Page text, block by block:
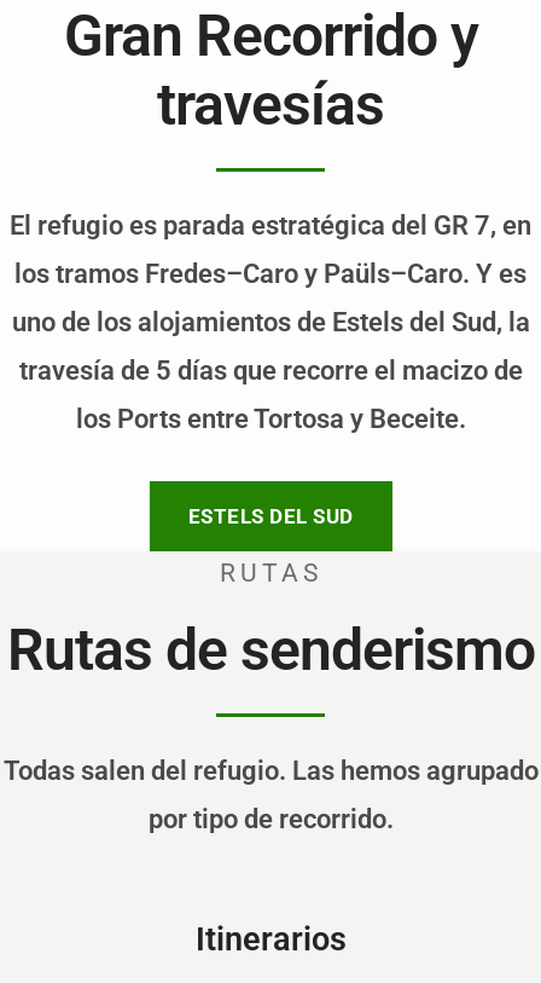
Gran Recorrido y
travesías
El refugio es parada estratégica del GR 7, en
los tramos Fredes–Caro y Paüls–Caro. Y es
uno de los alojamientos de Estels del Sud, la
travesía de 5 días que recorre el macizo de
los Ports entre Tortosa y Beceite.
ESTELS DEL SUD
RUTAS
Rutas de senderismo
Todas salen del refugio. Las hemos agrupado
por tipo de recorrido.
Itinerarios